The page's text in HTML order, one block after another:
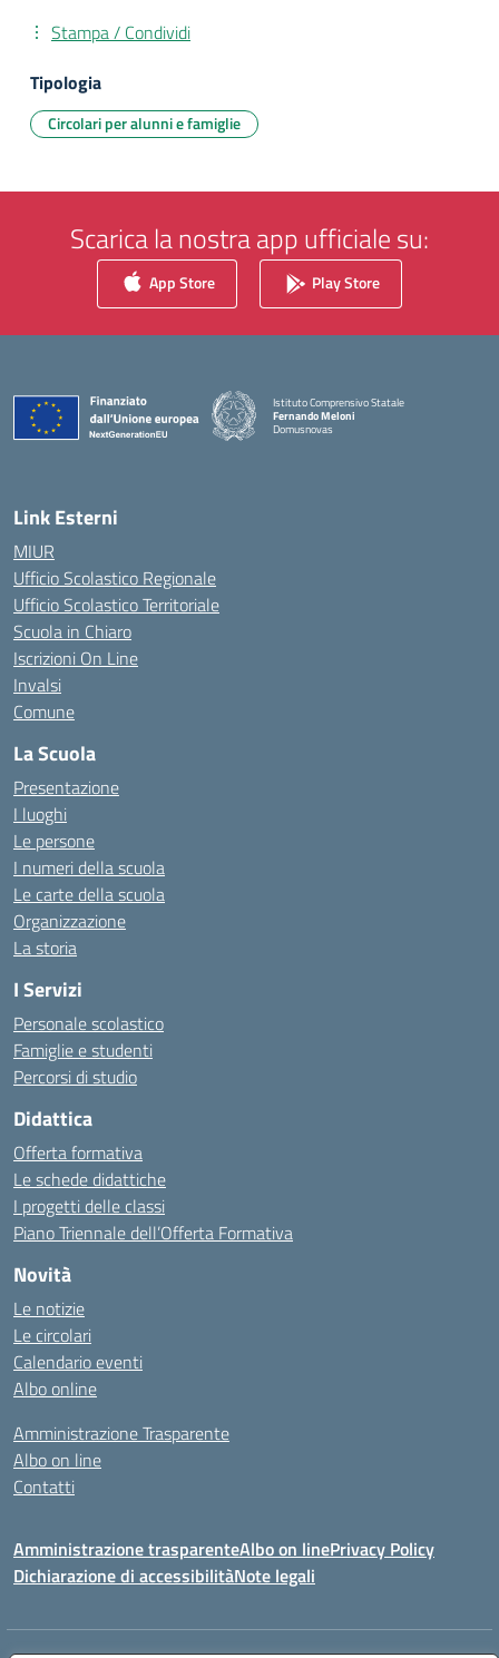
Stampa / Condividi
Tipologia
Circolari per alunni e famiglie
Scarica la nostra app ufficiale su:
App Store Play Store
Istituto Comprensivo Statale
Fernando Meloni
Domusnovas
Link Esterni
MIUR
Ufficio Scolastico Regionale
Ufficio Scolastico Territoriale
Scuola in Chiaro
Iscrizioni On Line
Invalsi
Comune
La Scuola
Presentazione
I luoghi
Le persone
I numeri della scuola
Le carte della scuola
Organizzazione
La storia
I Servizi
Personale scolastico
Famiglie e studenti
Percorsi di studio
Didattica
Offerta formativa
Le schede didattiche
I progetti delle classi
Piano Triennale dell’Offerta Formativa
Novità
Le notizie
Le circolari
Calendario eventi
Albo online
Amministrazione Trasparente
Albo on line
Contatti
Amministrazione trasparenteAlbo on linePrivacy Policy
Dichiarazione di accessibilitàNote legali